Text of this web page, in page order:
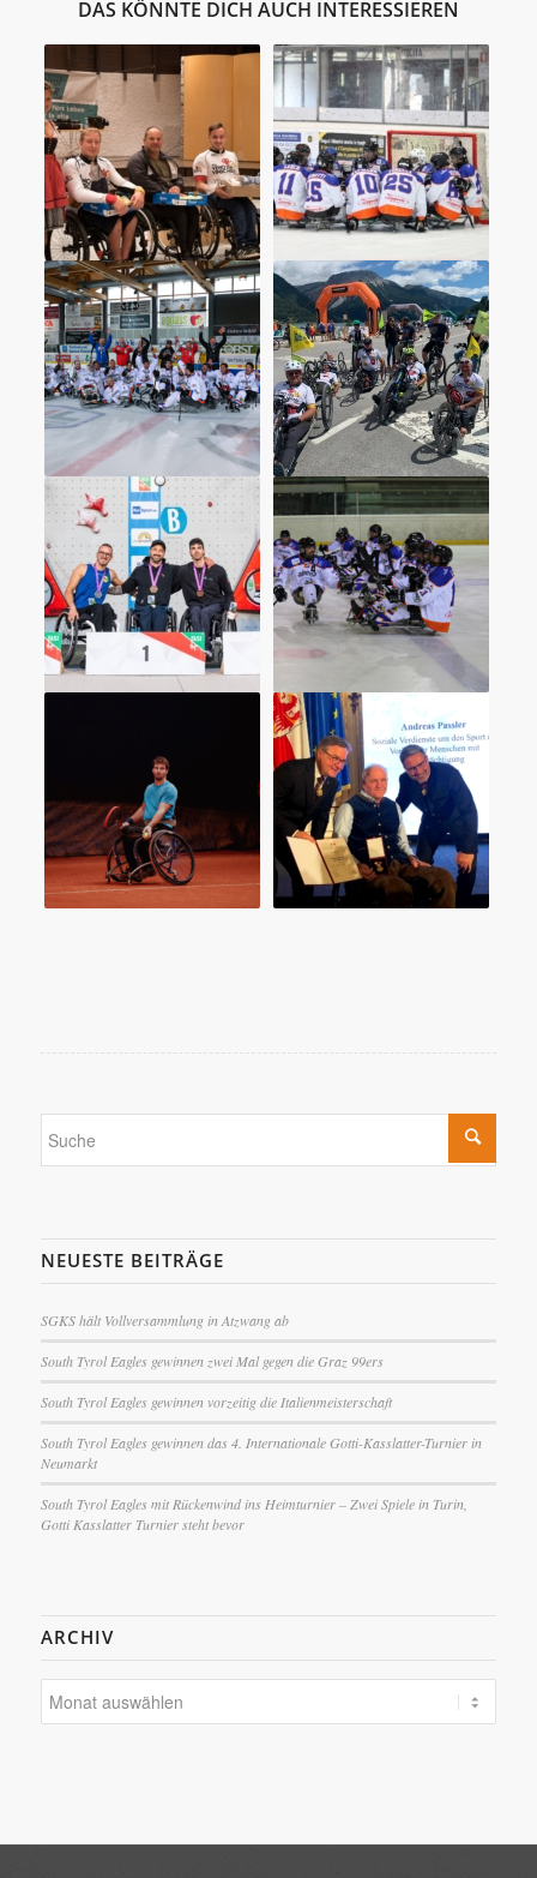
DAS KÖNNTE DICH AUCH INTERESSIEREN
NEUESTE BEITRÄGE
SGKS hält Vollversammlung in Atzwang ab
South Tyrol Eagles gewinnen zwei Mal gegen die Graz 99ers
South Tyrol Eagles gewinnen vorzeitig die Italienmeisterschaft
South Tyrol Eagles gewinnen das 4. Internationale Gotti-Kasslatter-Turnier in
Neumarkt
South Tyrol Eagles mit Rückenwind ins Heimturnier – Zwei Spiele in Turin,
Gotti Kasslatter Turnier steht bevor
ARCHIV